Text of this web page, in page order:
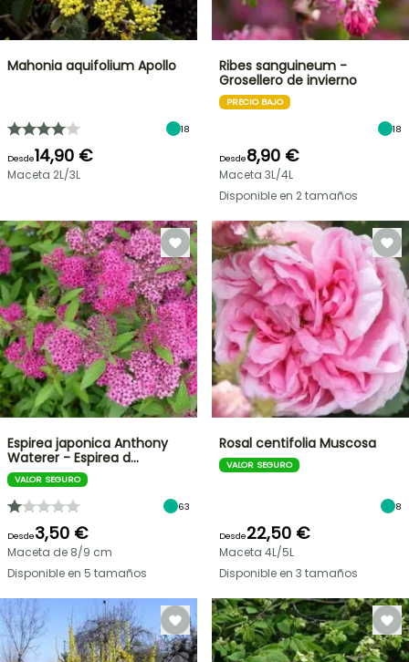
Mahonia aquifolium Apollo
18
Desde14,90 €
Maceta 2L/3L
Ribes sanguineum -
Grosellero de invierno
PRECIO BAJO
18
Desde8,90 €
Maceta 3L/4L
Disponible en 2 tamaños
Espirea japonica Anthony
Waterer - Espirea d…
VALOR SEGURO
63
Desde3,50 €
Maceta de 8/9 cm
Disponible en 5 tamaños
Rosal centifolia Muscosa
VALOR SEGURO
8
Desde22,50 €
Maceta 4L/5L
Disponible en 3 tamaños